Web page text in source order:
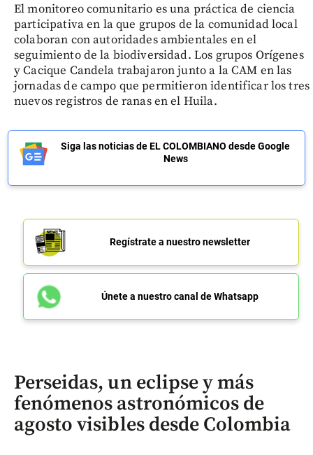
El monitoreo comunitario es una práctica de ciencia
participativa en la que grupos de la comunidad local
colaboran con autoridades ambientales en el
seguimiento de la biodiversidad. Los grupos Orígenes
y Cacique Candela trabajaron junto a la CAM en las
jornadas de campo que permitieron identificar los tres
nuevos registros de ranas en el Huila.
Siga las noticias de EL COLOMBIANO desde Google
News
Regístrate a nuestro newsletter
Únete a nuestro canal de Whatsapp
Perseidas, un eclipse y más
fenómenos astronómicos de
agosto visibles desde Colombia